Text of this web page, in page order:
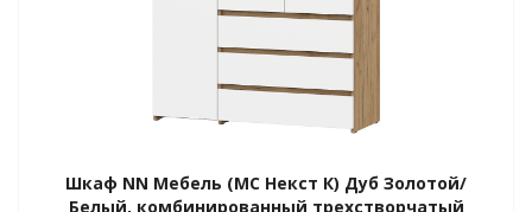
Шкаф NN Мебель (МС Некст К) Дуб Золотой/
Белый, комбинированный трехстворчатый